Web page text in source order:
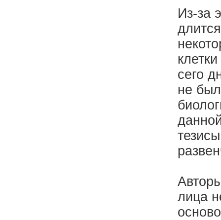
Из-за
сего
не
лица